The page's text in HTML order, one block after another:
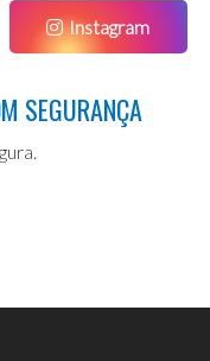
Instagram
SEGURANÇA